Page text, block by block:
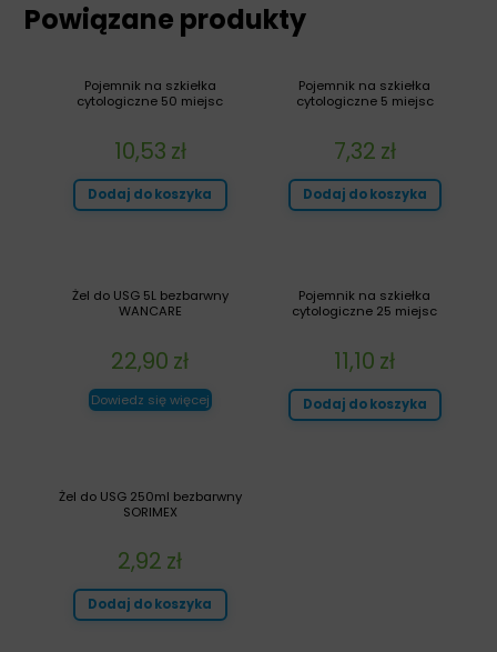
Powiązane produkty
Pojemnik na szkiełka
cytologiczne 5 miejsc
7,32 zł
Dodaj do koszyka
Pojemnik na szkiełka
cytologiczne 50 miejsc
10,53 zł
Dodaj do koszyka
Pojemnik na szkiełka
cytologiczne 25 miejsc
11,10 zł
Dodaj do koszyka
Żel do USG 5L bezbarwny
WANCARE
22,90 zł
Dowiedz się więcej
Żel do USG 250ml bezbarwny
SORIMEX
2,92 zł
Dodaj do koszyka